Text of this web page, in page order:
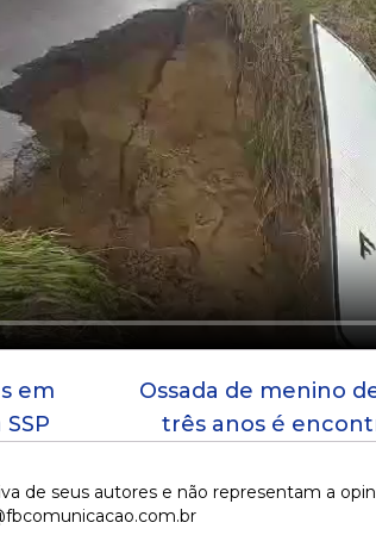
em
Ossada de menino
três anos é
de seus autores e não representam a